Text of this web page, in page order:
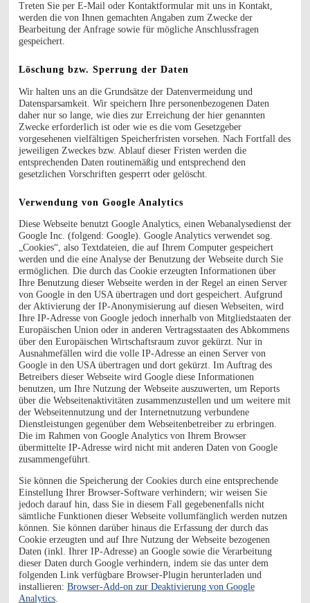
Treten Sie per E-Mail oder Kontaktformular mit uns in Kontakt,
werden die von Ihnen gemachten Angaben zum Zwecke der
Bearbeitung der Anfrage sowie für mögliche Anschlussfragen
gespeichert.
Löschung bzw. Sperrung der Daten
Wir halten uns an die Grundsätze der Datenvermeidung und
Datensparsamkeit. Wir speichern Ihre personenbezogenen Daten
daher nur so lange, wie dies zur Erreichung der hier genannten
Zwecke erforderlich ist oder wie es die vom Gesetzgeber
vorgesehenen vielfältigen Speicherfristen vorsehen. Nach Fortfall des
jeweiligen Zweckes bzw. Ablauf dieser Fristen werden die
entsprechenden Daten routinemäßig und entsprechend den
gesetzlichen Vorschriften gesperrt oder gelöscht.
Verwendung von Google Analytics
Diese Webseite benutzt Google Analytics, einen Webanalysedienst der
Google Inc. (folgend: Google). Google Analytics verwendet sog.
„Cookies“, also Textdateien, die auf Ihrem Computer gespeichert
werden und die eine Analyse der Benutzung der Webseite durch Sie
ermöglichen. Die durch das Cookie erzeugten Informationen über
Ihre Benutzung dieser Webseite werden in der Regel an einen Server
von Google in den USA übertragen und dort gespeichert. Aufgrund
der Aktivierung der IP-Anonymisierung auf diesen Webseiten, wird
Ihre IP-Adresse von Google jedoch innerhalb von Mitgliedstaaten der
Europäischen Union oder in anderen Vertragsstaaten des Abkommens
über den Europäischen Wirtschaftsraum zuvor gekürzt. Nur in
Ausnahmefällen wird die volle IP-Adresse an einen Server von
Google in den USA übertragen und dort gekürzt. Im Auftrag des
Betreibers dieser Webseite wird Google diese Informationen
benutzen, um Ihre Nutzung der Webseite auszuwerten, um Reports
über die Webseitenaktivitäten zusammenzustellen und um weitere mit
der Webseitennutzung und der Internetnutzung verbundene
Dienstleistungen gegenüber dem Webseitenbetreiber zu erbringen.
Die im Rahmen von Google Analytics von Ihrem Browser
übermittelte IP-Adresse wird nicht mit anderen Daten von Google
zusammengeführt.
Sie können die Speicherung der Cookies durch eine entsprechende
Einstellung Ihrer Browser-Software verhindern; wir weisen Sie
jedoch darauf hin, dass Sie in diesem Fall gegebenenfalls nicht
sämtliche Funktionen dieser Webseite vollumfänglich werden nutzen
können. Sie können darüber hinaus die Erfassung der durch das
Cookie erzeugten und auf Ihre Nutzung der Webseite bezogenen
Daten (inkl. Ihrer IP-Adresse) an Google sowie die Verarbeitung
dieser Daten durch Google verhindern, indem sie das unter dem
folgenden Link verfügbare Browser-Plugin herunterladen und
installieren: Browser-Add-on zur Deaktivierung von Google
Analytics.